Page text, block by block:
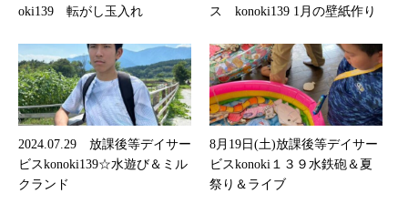
oki139 転がし玉入れ
ス konoki139 1月の壁紙作り
2024.07.29 放課後等デイサー
ビスkonoki139☆水遊び＆ミル
クランド
8月19日(土)放課後等デイサー
ビスkonoki１３９水鉄砲＆夏
祭り＆ライブ